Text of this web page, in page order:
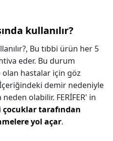
kullanılır?
Bu tıbbi ürün her 5
eder. Bu durum
hastalar için göz
demir nedeniyle
olabilir. FERİFER' in
çocuklar tarafından
yol açar.